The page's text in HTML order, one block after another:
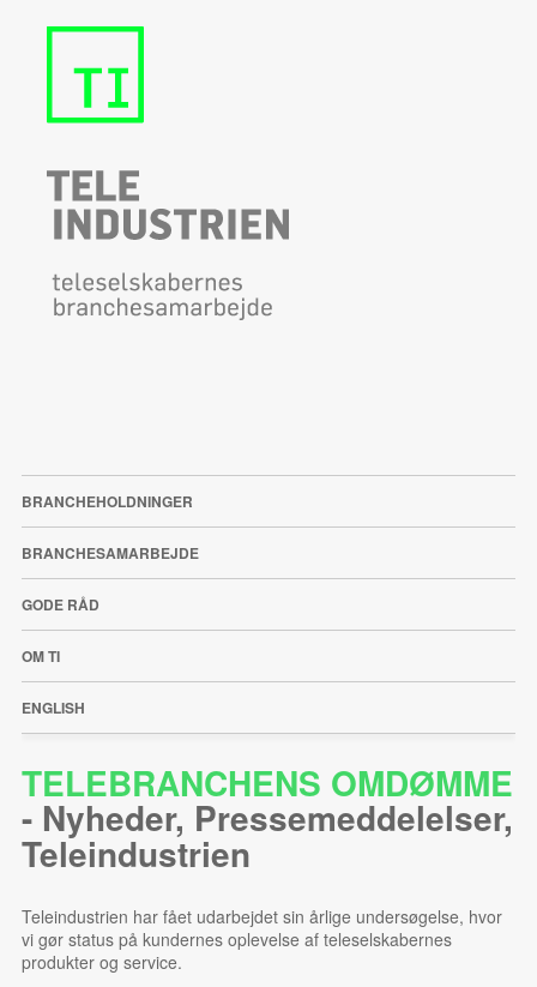
BRANCHEHOLDNINGER
BRANCHESAMARBEJDE
GODE RÅD
OM TI
ENGLISH
TELEBRANCHENS OMDØMME
- Nyheder, Pressemeddelelser,
Teleindustrien
Teleindustrien har fået udarbejdet sin årlige undersøgelse, hvor
vi gør status på kundernes oplevelse af teleselskabernes
produkter og service.